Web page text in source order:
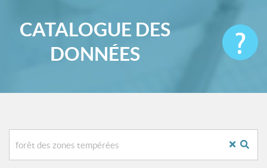
CATALOGUE DES
DONNÉES